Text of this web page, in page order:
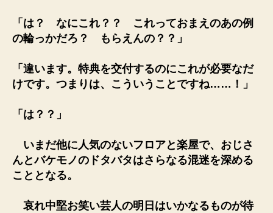
「は？ なにこれ？？ これっておまえのあの例
の輪っかだろ？ もらえんの？？」
「違います。特典を交付するのにこれが必要なだ
けです。つまりは、こういうことですね……！」
「は？？」
いまだ他に人気のないフロアと楽屋で、おじさ
んとバケモノのドタバタはさらなる混迷を深める
こととなる。
哀れ中堅お笑い芸人の明日はいかなるものが待